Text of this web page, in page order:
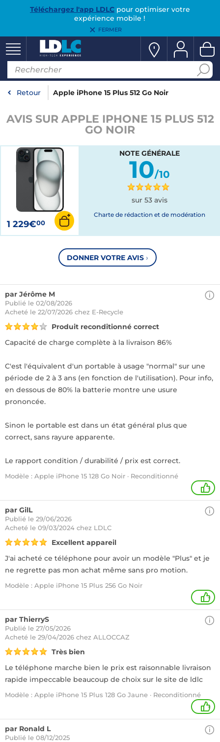
Téléchargez l'app LDLCpour optimiser votre
expérience mobile !
FERMER
Retour Apple iPhone 15 Plus 512 Go Noir
AVIS SUR APPLE IPHONE 15 PLUS 512
GO NOIR
1 229€00
NOTE GÉNÉRALE
10/10
sur 53 avis
Charte de rédaction et de modération
DONNER VOTRE AVIS ›
par Jérôme M
Publié le 02/08/2026
Acheté le 22/07/2026 chez E-Recycle
Produit reconditionné correct
Capacité de charge complète à la livraison 86%
C'est l'équivalent d'un portable à usage "normal" sur une
période de 2 à 3 ans (en fonction de l'utilisation). Pour info,
en dessous de 80% la batterie montre une usure
prononcée.
Sinon le portable est dans un état général plus que
correct, sans rayure apparente.
Le rapport condition / durabilité / prix est correct.
Modèle : Apple iPhone 15 128 Go Noir · Reconditionné
+
par GilL
Publié le 29/06/2026
Acheté le 09/03/2024 chez LDLC
Excellent appareil
J'ai acheté ce téléphone pour avoir un modèle "Plus" et je
ne regrette pas mon achat même sans pro motion.
Modèle : Apple iPhone 15 Plus 256 Go Noir
+
par ThierryS
Publié le 27/05/2026
Acheté le 29/04/2026 chez ALLOCCAZ
Très bien
Le téléphone marche bien le prix est raisonnable livraison
rapide impeccable beaucoup de choix sur le site de ldlc
Modèle : Apple iPhone 15 Plus 128 Go Jaune · Reconditionné
+
par Ronald L
Publié le 08/12/2025